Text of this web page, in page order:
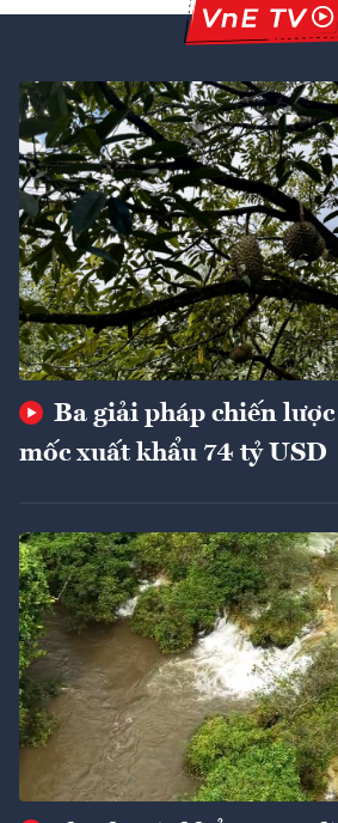
Ba giải pháp chiến
mốc xuất khẩu 74 tỷ USD